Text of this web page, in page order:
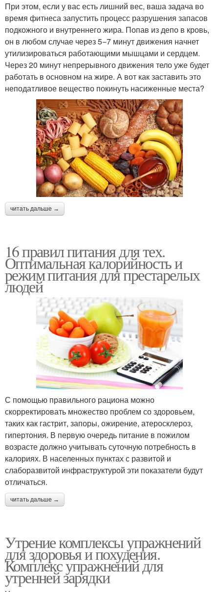
При этом, если у вас есть лишний вес, ваша задача во
время фитнеса запустить процесс разрушения запасов
подкожного и внутреннего жира. Попав из депо в кровь,
он в любом случае через 5−7 минут движения начнет
утилизироваться работающими мышцами и сердцем.
Через 20 минут непрерывного движения тело уже будет
работать в основном на жире. А вот как заставить это
неподатливое вещество покинуть насиженные места?
читать дальше →
16 правил питания для тех.
Оптимальная калорийность и
режим питания для престарелых
людей
С помощью правильного рациона можно
скорректировать множество проблем со здоровьем,
таких как гастрит, запоры, ожирение, атеросклероз,
гипертония. В первую очередь питание в пожилом
возрасте должно учитывать суточную потребность в
калориях. В населенных пунктах с развитой и
слаборазвитой инфраструктурой эти показатели будут
отличаться.
читать дальше →
Утрение комплексы упражнений
для здоровья и похудения.
Комплекс упражнений для
утренней зарядки